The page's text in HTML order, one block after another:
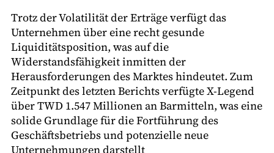
Trotz der Volatilität der Erträge verfügt das
Unternehmen über eine recht gesunde
Liquiditätsposition, was auf die
Widerstandsfähigkeit inmitten der
Herausforderungen des Marktes hindeutet. Zum
Zeitpunkt des letzten Berichts verfügte X-Legend
über TWD 1.547 Millionen an Barmitteln, was eine
solide Grundlage für die Fortführung des
Geschäftsbetriebs und potenzielle neue
Unternehmungen darstellt